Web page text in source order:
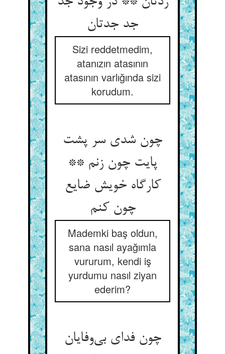
جد جدتان
Sizi reddetmedim,
atanızın atasının
atasının varlığında sizi
korudum.
چون شدی سر پشت
پایت چون زنم **
کارگاه خویش ضایع
چون کنم
Mademki baş oldun,
sana nasıl ayağımla
vururum, kendi iş
yurdumu nasıl ziyan
ederim?
چون فدای بی‌وفایان